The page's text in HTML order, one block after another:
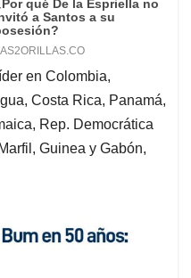
en Colombia,
Costa Rica, Panamá,
Rep. Democrática
Guinea y Gabón,